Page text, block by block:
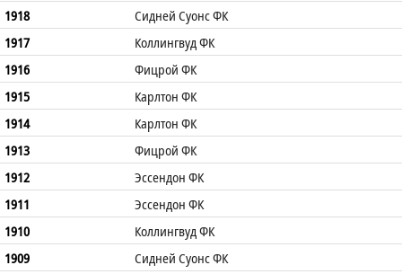
1918
Сидней Суонс ФК
1917
Коллингвуд ФК
1916
Фицрой ФК
1915
Карлтон ФК
1914
Карлтон ФК
1913
Фицрой ФК
1912
Эссендон ФК
1911
Эссендон ФК
1910
Коллингвуд ФК
1909
Сидней Суонс ФК